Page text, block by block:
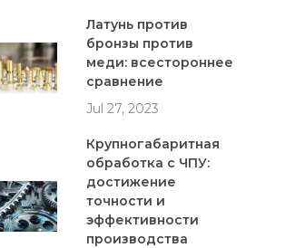
Латунь против
бронзы против
меди: всестороннее
сравнение
Jul 27, 2023
Крупногабаритная
обработка с ЧПУ:
достижение
точности и
эффективности
производства